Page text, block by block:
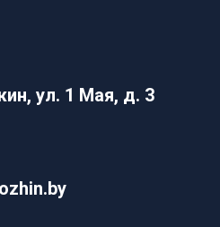
ул. 1 Мая, д. 3